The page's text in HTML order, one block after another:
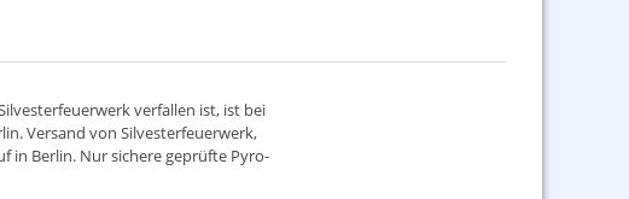
verfallen ist, ist bei
Versand von Silvesterfeuerwerk,
in Berlin. Nur sichere geprüfte Pyro-